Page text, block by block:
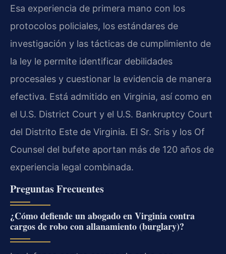
Esa experiencia de primera mano con los
protocolos policiales, los estándares de
investigación y las tácticas de cumplimiento de
la ley le permite identificar debilidades
procesales y cuestionar la evidencia de manera
efectiva. Está admitido en Virginia, así como en
el U.S. District Court y el U.S. Bankruptcy Court
del Distrito Este de Virginia. El Sr. Sris y los Of
Counsel del bufete aportan más de 120 años de
experiencia legal combinada.
Preguntas Frecuentes
¿Cómo defiende un abogado en Virginia contra
cargos de robo con allanamiento (burglary)?